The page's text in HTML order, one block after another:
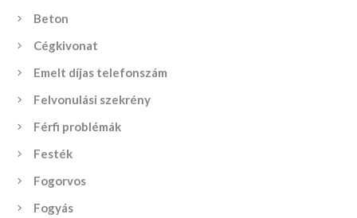
Beton
Cégkivonat
Emelt díjas telefonszám
Felvonulási szekrény
Férfi problémák
Festék
Fogorvos
Fogyás